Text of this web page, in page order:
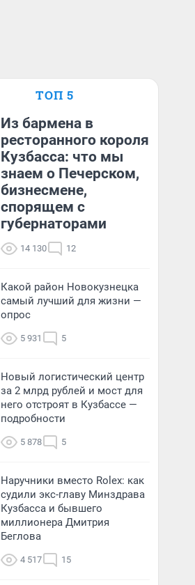
ТОП 5
Из бармена в
ресторанного короля
Кузбасса: что мы
знаем о Печерском,
бизнесмене,
спорящем с
губернаторами
14 130 12
Какой район Новокузнецка
самый лучший для жизни —
опрос
5 931 5
Новый логистический центр
за 2 млрд рублей и мост для
него отстроят в Кузбассе —
подробности
5 878 5
Наручники вместо Rolex: как
судили экс-главу Минздрава
Кузбасса и бывшего
миллионера Дмитрия
Беглова
4 517 15